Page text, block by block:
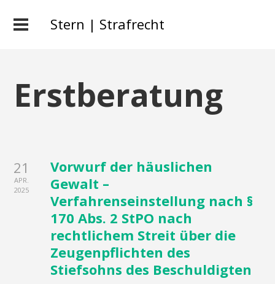
Stern | Strafrecht
Erstberatung
21
APR.
2025
Vorwurf der häuslichen
Gewalt –
Verfahrenseinstellung nach §
170 Abs. 2 StPO nach
rechtlichem Streit über die
Zeugenpflichten des
Stiefsohns des Beschuldigten